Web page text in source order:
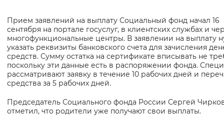
Монохромный Инверсивный
Синий фон
Изображения
Включены
Звуковой ассистент
Основная
информация
Прием заявлений на выплату Социальный фонд начал 16
сентября на портале госуслуг, в клиентских службах и
многофункциональные центры. В заявлении на выплату
указать реквизиты банковского счета для зачисления
средств. Сумму остатка на сертификате вписывать не
поскольку эти данные есть в распоряжении фонда.
рассматривают заявку в течение 10 рабочих дней и
средства за 5 рабочих дней.
Председатель Социального фонда России Сергей
отметил, что родители уже получают свои выплаты.